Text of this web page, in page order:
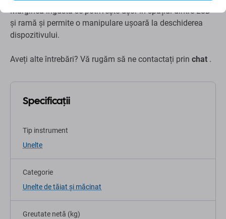
Marginea îngustă se potrivește ușor în spațiul dintre LCD
și ramă și permite o manipulare ușoară la deschiderea
dispozitivului.
Aveți alte întrebări? Vă rugăm să ne contactați prin chat .
Specificații
Tip instrument
Unelte
Categorie
Unelte de tăiat și măcinat
Greutate netă (kg)